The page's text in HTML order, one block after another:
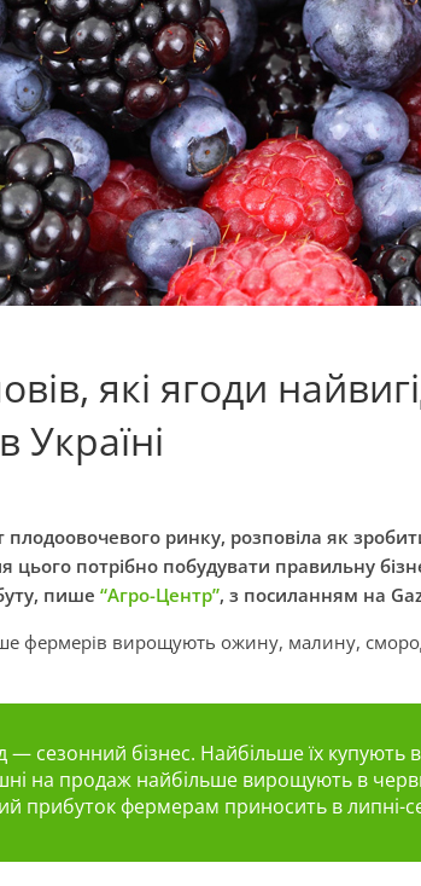
які ягоди
Україні
ринку, розповіла як
цього потрібно побудувати правильну
пише “Агро-Центр”, з посиланням на
фермерів вирощують ожину, малину,
— сезонний бізнес. Найбільше їх купують
на продаж найбільше вирощують в
прибуток фермерам приносить в липні-